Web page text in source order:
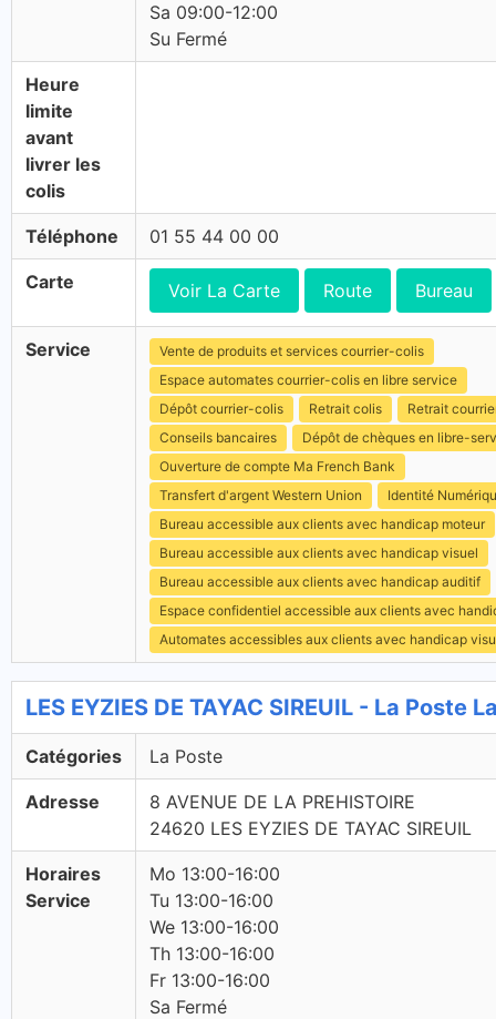
Sa 09:00-12:00
Su Fermé
Heure
limite
avant
livrer les
colis
Téléphone 01 55 44 00 00
Carte Voir La Carte Route Bureau
Service
Vente de produits et services courrier-colis
Espace automates courrier-colis en libre service
Dépôt courrier-colis
Retrait colis
Retrait
Conseils bancaires
Dépôt de chèques en libre-
Ouverture de compte Ma French Bank
Transfert d'argent Western Union
Identité
Bureau accessible aux clients avec handicap moteur
Bureau accessible aux clients avec handicap visuel
Bureau accessible aux clients avec handicap auditif
Espace confidentiel accessible aux clients avec
Automates accessibles aux clients avec handicap
LES EYZIES DE TAYAC SIREUIL - La Poste
Catégories La Poste
Adresse
8 AVENUE DE LA PREHISTOIRE
24620 LES EYZIES DE TAYAC SIREUIL
Horaires
Service
Mo 13:00-16:00
Tu 13:00-16:00
We 13:00-16:00
Th 13:00-16:00
Fr 13:00-16:00
Sa Fermé